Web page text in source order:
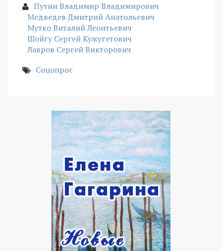
Путин Владимир Владимирович
Медведев Дмитрий Анатольевич
Мутко Виталий Леонтьевич
Шойгу Сергей Кужугетович
Лавров Сергей Викторович
Соцопрос